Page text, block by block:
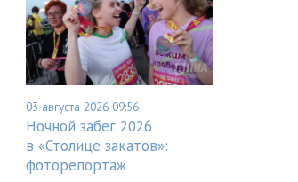
03 августа 2026 09:56
Ночной забег 2026
в «Столице закатов»:
фоторепортаж